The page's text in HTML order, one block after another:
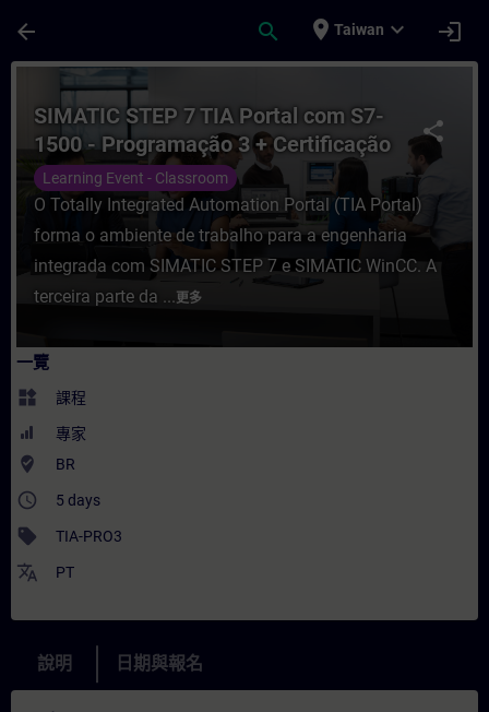
arrow_back search place Taiwan expand_more login
課程 - SIMATIC STEP 7 TIA Portal com
share
SIMATIC STEP 7 TIA Portal com S7-
1500 - Programação 3 + Certificação
para Programadores no TIA Portal
(CPT-FAP)
Learning Event - Classroom
O Totally Integrated Automation Portal (TIA Portal)
forma o ambiente de trabalho para a engenharia
integrada com SIMATIC STEP 7 e SIMATIC WinCC. A
terceira parte da ...更多
一覽
widgets 課程
專家
where_to_vote BR
access_time 5 days
sell TIA-PRO3
translate PT
說明 日期與報名